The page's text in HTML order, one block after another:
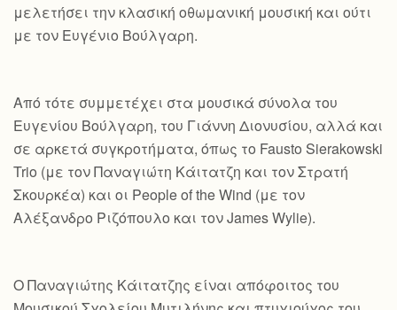
μελετήσει την κλασική οθωμανική μουσική και ούτι
με τον Ευγένιο Βούλγαρη.
Από τότε συμμετέχει στα μουσικά σύνολα του
Ευγενίου Βούλγαρη, του Γιάννη Διονυσίου, αλλά και
σε αρκετά συγκροτήματα, όπως το Fausto Sierakowski
Trio (με τον Παναγιώτη Κάιτατζη και τον Στρατή
Σκουρκέα) και οι People of the Wind (με τον
Αλέξανδρο Ριζόπουλο και τον James Wylie).
O Παναγιώτης Κάιτατζης είναι απόφοιτος του